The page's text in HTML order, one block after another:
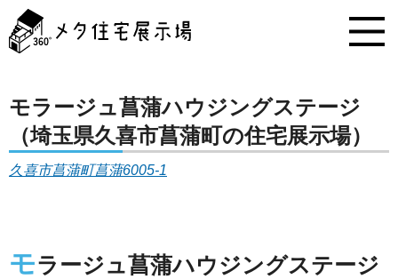
タ
住
示
ン
テ
キ
モラージュ菖蒲ハウジングステージ
（埼玉県久喜市菖蒲町の住宅展示場）
久喜市菖蒲町菖蒲6005-1
モラージュ菖蒲ハウジングステージ